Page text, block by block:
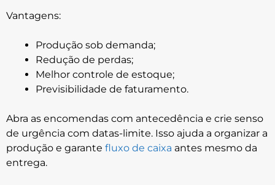
Vantagens:
Produção sob demanda;
Redução de perdas;
Melhor controle de estoque;
Previsibilidade de faturamento.
Abra as encomendas com antecedência e crie senso
de urgência com datas-limite. Isso ajuda a organizar a
produção e garante fluxo de caixa antes mesmo da
entrega.